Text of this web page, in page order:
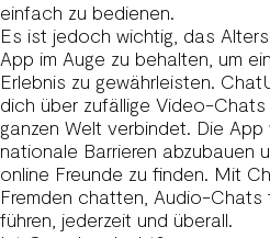
einfach zu bedienen.
Es ist jedoch wichtig, das
App im Auge zu behalten, um
Erlebnis zu gewährleisten.
dich über zufällige Video-
ganzen Welt verbindet. Die
nationale Barrieren abzubauen
online Freunde zu finden. Mit
Fremden chatten, Audio-
führen, jederzeit und überall.